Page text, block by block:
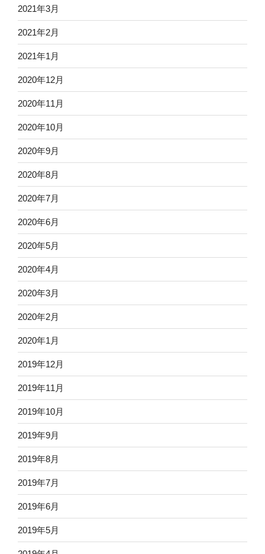
2021年3月
2021年2月
2021年1月
2020年12月
2020年11月
2020年10月
2020年9月
2020年8月
2020年7月
2020年6月
2020年5月
2020年4月
2020年3月
2020年2月
2020年1月
2019年12月
2019年11月
2019年10月
2019年9月
2019年8月
2019年7月
2019年6月
2019年5月